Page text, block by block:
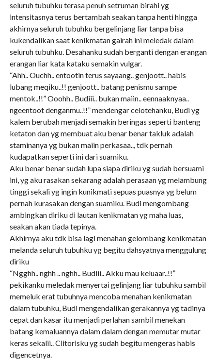
seluruh tubuhku terasa penuh setruman birahi yg
intensitasnya terus bertambah seakan tanpa henti hingga
akhirnya seluruh tubuhku bergelinjang liar tanpa bisa
kukendalikan saat kenikmatan gairah ini meledak dalam
seluruh tubuhku. Desahanku sudah berganti dengan erangan
erangan liar kata kataku semakin vulgar.
“Ahh.. Ouchh.. entootin terus sayaang.. genjoott.. habis
lubang meqiku..!! genjoott.. batang penismu sampe
mentok..!!” Ooohh.. Budiii.. bukan maiin.. eennaaknyaa..
ngeentoot denganmu..!!” mendengar celotehanku, Budi yg
kalem berubah menjadi semakin beringas seperti banteng
ketaton dan yg membuat aku benar benar takluk adalah
staminanya yg bukan maiin perkasaa.., tdk pernah
kudapatkan seperti ini dari suamiku.
Aku benar benar sudah lupa siapa diriku yg sudah bersuami
ini, yg aku rasakan sekarang adalah perasaan yg melambung
tinggi sekali yg ingin kunikmati sepuas puasnya yg belum
pernah kurasakan dengan suamiku. Budi mengombang
ambingkan diriku di lautan kenikmatan yg maha luas,
seakan akan tiada tepinya.
Akhirnya aku tdk bisa lagi menahan gelombang kenikmatan
melanda seluruh tubuhku yg begitu dahsyatnya menggulung
diriku
“Ngghh.. nghh .. nghh.. Budiii.. Akku mau keluaar..!!”
pekikanku meledak menyertai gelinjang liar tubuhku sambil
memeluk erat tubuhnya mencoba menahan kenikmatan
dalam tubuhku, Budi mengendalikan gerakannya yg tadinya
cepat dan kasar itu menjadi perlahan sambil menekan
batang kemaluannya dalam dalam dengan memutar mutar
keras sekalii.. Clitorisku yg sudah begitu mengeras habis
digencetnya.